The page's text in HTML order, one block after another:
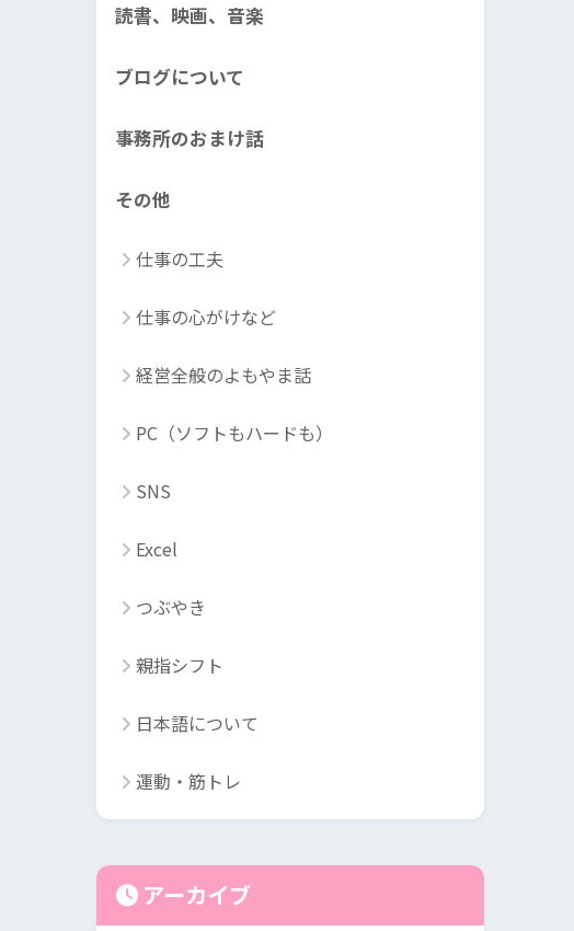
読書、映画、音楽
ブログについて
事務所のおまけ話
その他
仕事の工夫
仕事の心がけなど
経営全般のよもやま話
PC（ソフトもハードも）
SNS
Excel
つぶやき
親指シフト
日本語について
運動・筋トレ
アーカイブ